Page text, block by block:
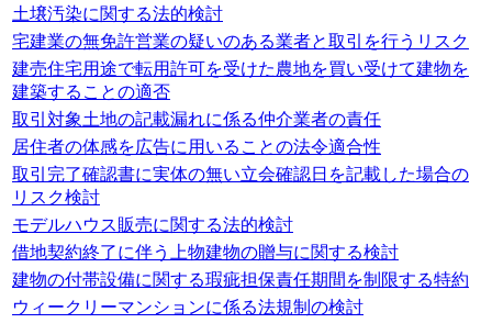
土壌汚染に関する法的検討
宅建業の無免許営業の疑いのある業者と取引を行うリスク
建売住宅用途で転用許可を受けた農地を買い受けて建物を
建築することの適否
取引対象土地の記載漏れに係る仲介業者の責任
居住者の体感を広告に用いることの法令適合性
取引完了確認書に実体の無い立会確認日を記載した場合の
リスク検討
モデルハウス販売に関する法的検討
借地契約終了に伴う上物建物の贈与に関する検討
建物の付帯設備に関する瑕疵担保責任期間を制限する特約
ウィークリーマンションに係る法規制の検討